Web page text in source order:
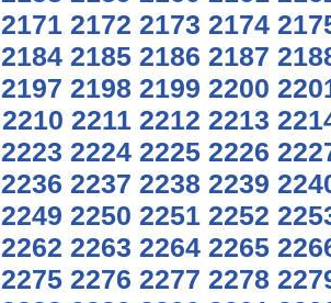
2171 2172 2173 2174
2184 2185 2186 2187
2197 2198 2199 2200
2210 2211 2212 2213
2223 2224 2225 2226
2236 2237 2238 2239
2249 2250 2251 2252
2262 2263 2264 2265
2275 2276 2277 2278